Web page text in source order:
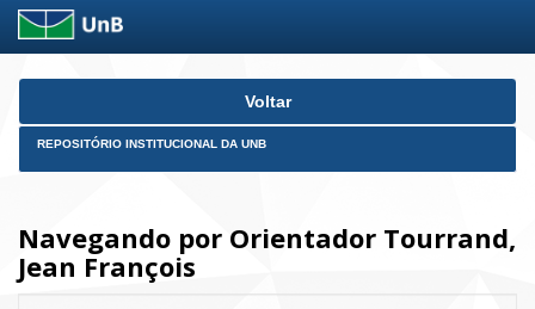
Skip
Voltar
REPOSITÓRIO INSTITUCIONAL DA UNB
Navegando por Orientador Tourrand,
Jean François